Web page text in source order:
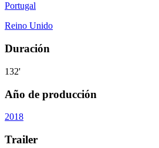
Portugal
Reino Unido
Duración
132'
Año de producción
2018
Trailer